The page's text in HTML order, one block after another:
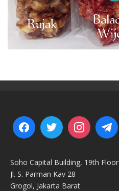
Soho Capital Building, 19th Floor
Jl. S. Parman Kav 28
Grogol, Jakarta Barat